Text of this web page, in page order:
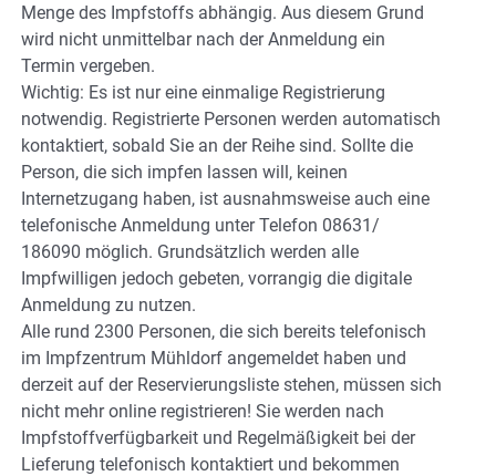
Menge des Impfstoffs abhängig. Aus diesem Grund
wird nicht unmittelbar nach der Anmeldung ein
Termin vergeben.
Wichtig: Es ist nur eine einmalige Registrierung
notwendig. Registrierte Personen werden automatisch
kontaktiert, sobald Sie an der Reihe sind. Sollte die
Person, die sich impfen lassen will, keinen
Internetzugang haben, ist ausnahmsweise auch eine
telefonische Anmeldung unter Telefon 08631/
186090 möglich. Grundsätzlich werden alle
Impfwilligen jedoch gebeten, vorrangig die digitale
Anmeldung zu nutzen.
Alle rund 2300 Personen, die sich bereits telefonisch
im Impfzentrum Mühldorf angemeldet haben und
derzeit auf der Reservierungsliste stehen, müssen sich
nicht mehr online registrieren! Sie werden nach
Impfstoffverfügbarkeit und Regelmäßigkeit bei der
Lieferung telefonisch kontaktiert und bekommen